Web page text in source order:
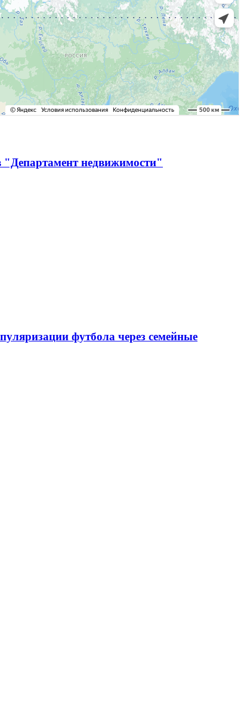
"Департамент недвижимости"
футбола через семейные